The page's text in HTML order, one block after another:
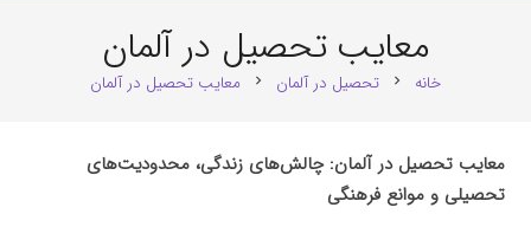
معایب تحصیل در آلمان
خانه chevron_right تحصیل در آلمان chevron_right معایب تحصیل در آلمان
معایب تحصیل در آلمان: چالش‌های زندگی، محدودیت‌های
تحصیلی و موانع فرهنگی